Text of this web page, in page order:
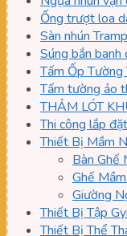
Ống trượt loa
Sàn nhún
Súng bắn banh
Tấm Ốp Tường
Tấm tường ảo
THẢM LÓT
Thi công lắp
Thiết Bị Mầm
Bàn Ghế
Ghế
Giường
Thiết Bị Tập
Thiết Bị Thể